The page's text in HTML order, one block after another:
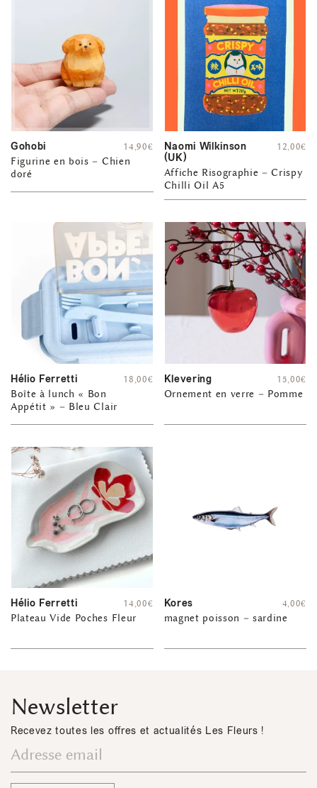
Gohobi
Figurine en bois – Chien
doré
14,90€
Naomi Wilkinson
(UK)
Affiche Risographie – Crispy
Chilli Oil A5
12,00€
Hélio Ferretti
Boîte à lunch « Bon
Appétit » – Bleu Clair
18,00€ Klevering
Ornement en verre – Pomme
15,00€
Hélio Ferretti
Plateau Vide Poches Fleur
14,00€ Kores
magnet poisson – sardine
4,00€
Newsletter
Recevez toutes les offres et actualités Les Fleurs !